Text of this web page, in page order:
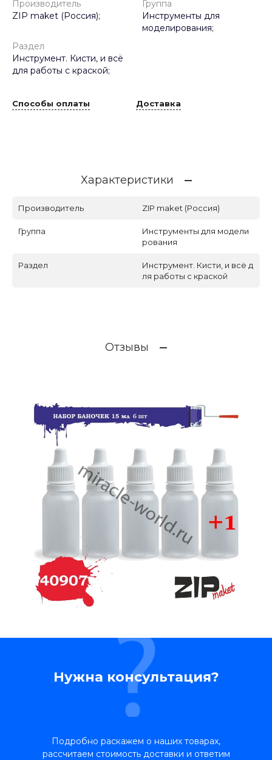
Производитель
ZIP maket (Россия);
Группа
Инструменты для
моделирования;
Раздел
Инструмент. Кисти, и всё
для работы с краской;
Способы оплаты Доставка
Характеристики
Производитель ZIP maket (Россия)
Группа
Инструменты для модели
рования
Раздел
Инструмент. Кисти, и всё д
ля работы с краской
Отзывы
Нужна консультация?
Подробно раскажем о наших товарах,
рассчитаем стоимость доставки и ответим